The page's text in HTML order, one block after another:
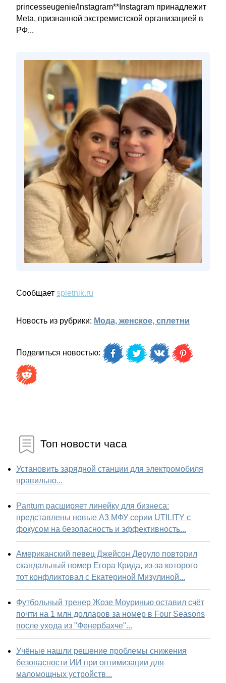
princesseugenie/Instagram**Instagram принадлежит
Meta, признанной экстремистской организацией в
РФ...
Сообщает spletnik.ru
Новость из рубрики: Мода, женское, сплетни
Поделиться новостью:
Топ новости часа
Установить зарядной станции для электромобиля
правильно...
Pantum расширяет линейку для бизнеса:
представлены новые А3 МФУ серии UTILITY с
фокусом на безопасность и эффективность...
Американский певец Джейсон Деруло повторил
скандальный номер Егора Крида, из-за которого
тот конфликтовал с Екатериной Мизулиной...
Футбольный тренер Жозе Моуринью оставил счёт
почти на 1 млн долларов за номер в Four Seasons
после ухода из "Фенербахче"...
Учёные нашли решение проблемы снижения
безопасности ИИ при оптимизации для
маломощных устройств...